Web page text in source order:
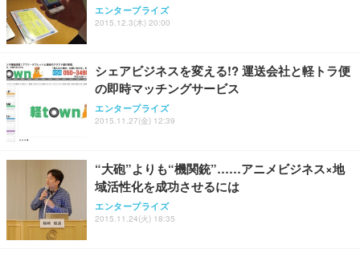
エンタープライズ
2015.12.3(木) 20:00
シェアビジネスを変える!? 運送会社と軽トラ便
の即時マッチングサービス
エンタープライズ
2015.11.27(金) 12:39
“大砲”よりも“機関銃”……アニメビジネス×地
域活性化を成功させるには
エンタープライズ
2015.11.24(火) 18:35